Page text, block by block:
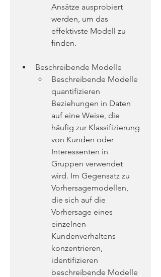
Ansätze ausprobiert
werden, um das
effektivste Modell zu
finden.
Beschreibende Modelle
Beschreibende Modelle
quantifizieren
Beziehungen in Daten
auf eine Weise, die
häufig zur Klassifizierung
von Kunden oder
Interessenten in
Gruppen verwendet
wird. Im Gegensatz zu
Vorhersagemodellen,
die sich auf die
Vorhersage eines
einzelnen
Kundenverhaltens
konzentrieren,
identifizieren
beschreibende Modelle